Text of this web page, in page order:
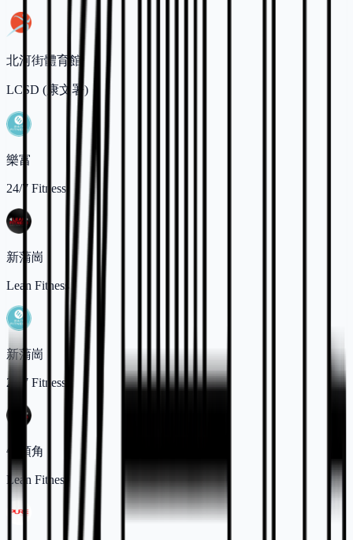
北河街體育館
LCSD (康文署)
樂富
24/7 Fitness
新蒲崗
Lean Fitness
新蒲崗
24/7 Fitness
牛頭角
Lean Fitness